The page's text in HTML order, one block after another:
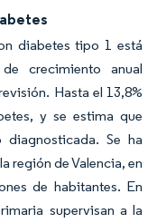
diabetes tipo 1 está
crecimiento anual
Hasta el 13,8%
y se estima que
Se ha
región de Valencia, en
de habitantes. En
supervisan a la